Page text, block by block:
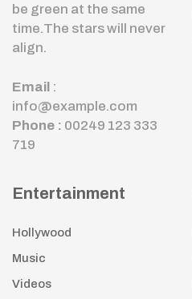
be green at the same
time.The stars will never
align.
Email :
info@example.com
Phone : 00249 123 333
719
Entertainment
Hollywood
Music
Videos